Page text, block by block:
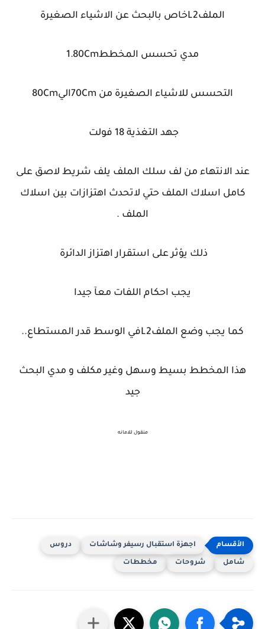
الملفL2خاص بالبحث عن الاشياء الصغيرة
مدي تحسس المخطط1.80Cm
التحسس للاشياء الصغيرة من 70Cmالي80Cm
جهد التغذية 18 فولت
عند الانتهاء من لف سلك الملف يلف شريط لاصق على
كامل اسلاك الملف حتي لاتحدث اهتزازات بين اسلاك
الملف .
ذلك يؤثر على استقرار اهتزاز الدائرة
يجب احكام اللفات معآ جيدا
كما يجب وضع الملفL2في الوسط قدر المستطاع..
هذا المخطط بسيط وسهل وغير مكلف و مدي البحث
جيد
منقول للامانه
اجهزة استقبال رسيفر وشاشات دروس
شامل شروحات مخططات